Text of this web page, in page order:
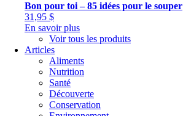
Bon pour toi – 85 idées pour le souper
31,95 $
En savoir plus
Voir tous les produits
Articles
Aliments
Nutrition
Santé
Découverte
Conservation